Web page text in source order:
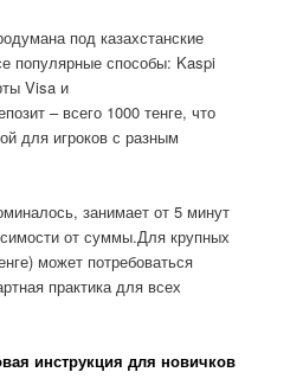
под казахстанские
популярные способы: Kaspi
Visa и
– всего 1000 тенге, что
для игроков с разным
занимает от 5 минут
от суммы.Для крупных
может потребоваться
практика для всех
инструкция для новичков